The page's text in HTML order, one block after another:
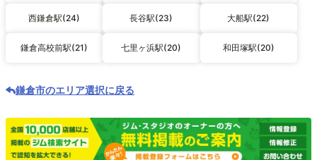
西鎌倉駅(24) 長谷駅(23) 大船駅(22)
鎌倉高校前駅(21) 七里ヶ浜駅(20) 和田塚駅(20)
鎌倉市のエリア選択に戻る